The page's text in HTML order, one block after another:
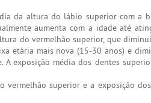
da altura do lábio superior com a
aumenta com a idade até
do vermelhão superior, que
etária mais nova (15-30 anos) e
exposição média dos dentes
superior e a exposição